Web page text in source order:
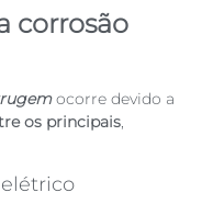
corrosão
ocorre devido a
os principais,